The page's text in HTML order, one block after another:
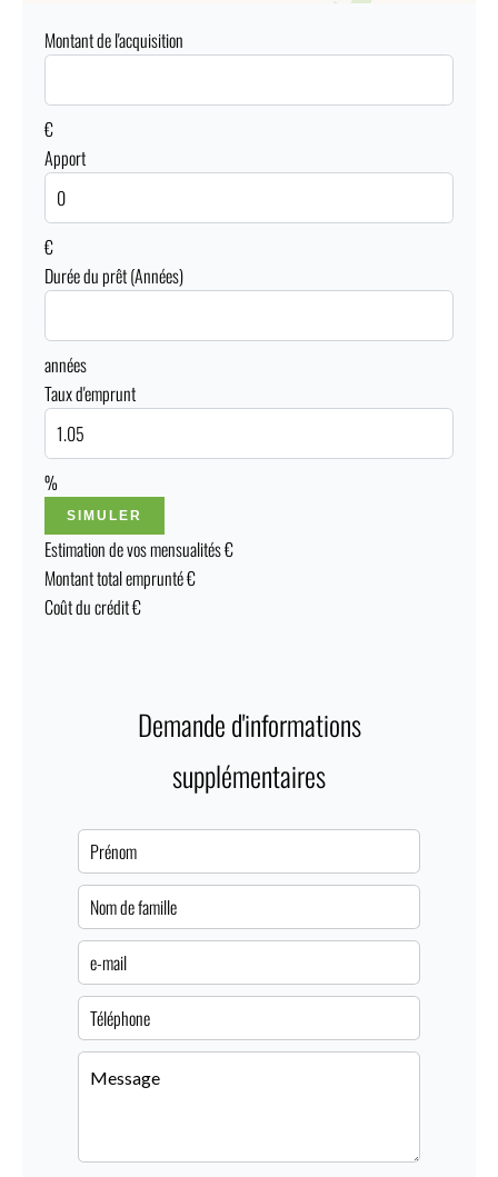
Montant de l'acquisition
€
Apport
€
Durée du prêt (Années)
années
Taux d'emprunt
%
SIMULER
Estimation de vos mensualités€
Montant total emprunté€
Coût du crédit€
Demande d'informations
supplémentaires